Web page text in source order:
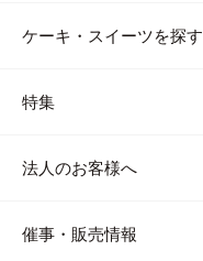
ケーキ・スイーツを探す
特集
法人のお客様へ
催事・販売情報